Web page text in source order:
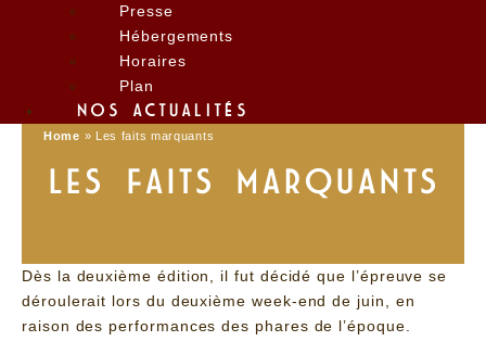
Presse
Hébergements
Horaires
Plan
NOS ACTUALITÉS
Home » Les faits marquants
LES FAITS MARQUANTS
Dès la deuxième édition, il fut décidé que l’épreuve se
déroulerait lors du deuxième week-end de juin, en
raison des performances des phares de l’époque.